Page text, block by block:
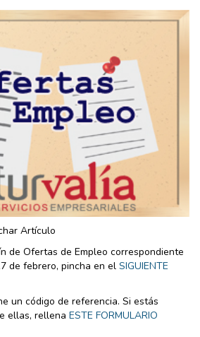
Artículo
de Ofertas de Empleo correspondiente
de febrero, pincha en el SIGUIENTE
un código de referencia. Si estás
ellas, rellena ESTE FORMULARIO